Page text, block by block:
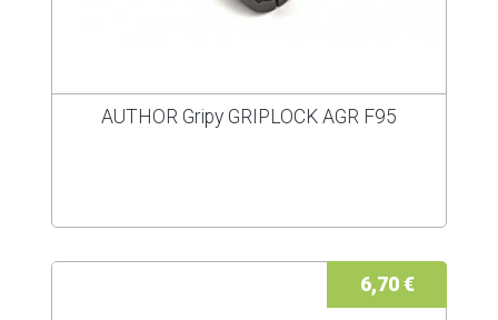
AUTHOR Gripy GRIPLOCK AGR F95
6,70 €